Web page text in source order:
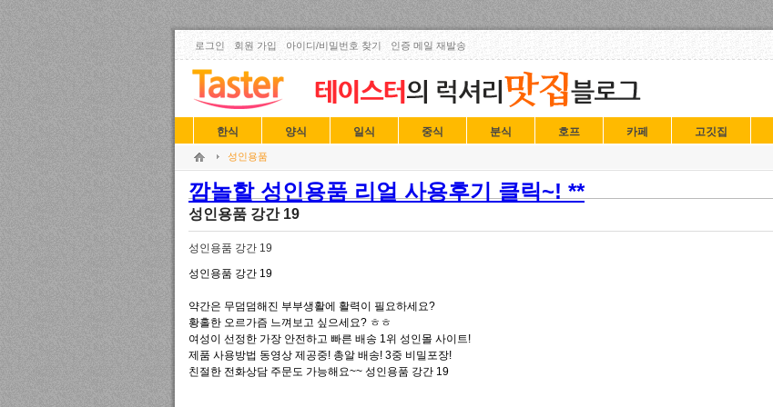
로그인 회원 가입 아이디/비밀번호 찾기 인증 메일 재발송
한식 양식 일식 중식 분식 호프 카페 고깃집
성인용품
깜놀할 성인용품 리얼 사용후기 클릭~! **
성인용품 강간 19
성인용품 강간 19
성인용품 강간 19
약간은 무덤덤해진 부부생활에 활력이 필요하세요?
황홀한 오르가즘 느껴보고 싶으세요? ㅎㅎ
여성이 선정한 가장 안전하고 빠른 배송 1위 성인몰 사이트!
제품 사용방법 동영상 제공중! 총알 배송! 3중 비밀포장!
친절한 전화상담 주문도 가능해요~~ 성인용품 강간 19